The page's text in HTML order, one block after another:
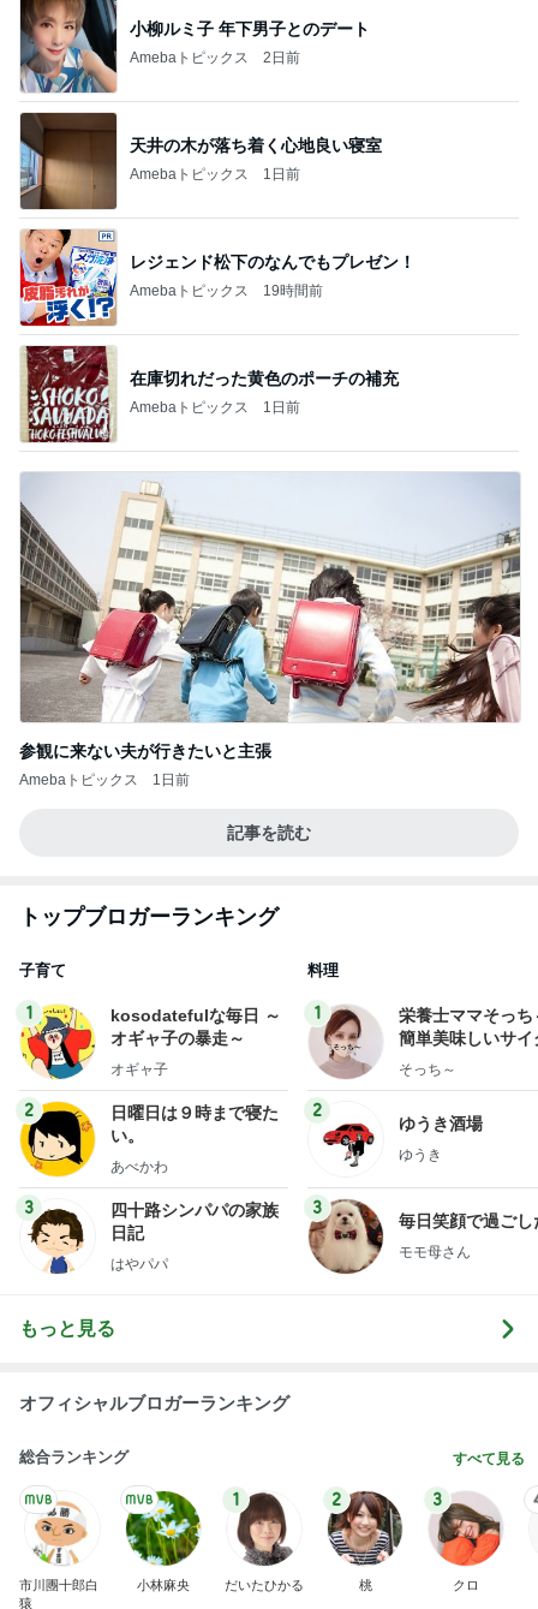
小柳ルミ子 年下男子とのデート
Amebaトピックス 2日前
天井の木が落ち着く心地良い寝室
Amebaトピックス 1日前
レジェンド松下のなんでもプレゼン！
Amebaトピックス 19時間前
在庫切れだった黄色のポーチの補充
Amebaトピックス 1日前
参観に来ない夫が行きたいと主張
Amebaトピックス 1日前
記事を読む
トップブロガーランキング
子育て
1
kosodatefulな毎日 ～
オギャ子の暴走～
オギャ子
2
日曜日は９時まで寝た
い。
あべかわ
3
四十路シンパパの家族
日記
はやパパ
料理
1
栄養士ママそっち
簡単美味しいサイ
献立
そっち～
2
ゆうき酒場
ゆうき
3
毎日笑顔で過ごし
モモ母さん
もっと見る
オフィシャルブロガーランキング
総合ランキング すべて見る
市川團十郎白
猿
小林麻央
1
だいたひかる
2
桃
3
クロ